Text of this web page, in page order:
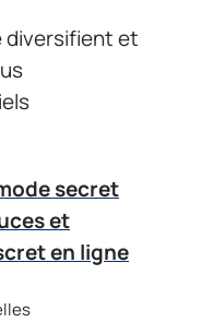
diversifient et
secret
et
en ligne